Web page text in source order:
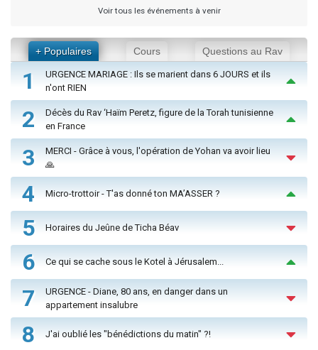
Voir tous les événements à venir
+ Populaires Cours Questions au Rav
1
URGENCE MARIAGE : Ils se marient dans 6 JOURS et ils
n'ont RIEN
2
Décès du Rav ‘Haïm Peretz, figure de la Torah tunisienne
en France
3
MERCI - Grâce à vous, l'opération de Yohan va avoir lieu
🙏
4 Micro-trottoir - T'as donné ton MA’ASSER ?
5 Horaires du Jeûne de Ticha Béav
6 Ce qui se cache sous le Kotel à Jérusalem...
7
URGENCE - Diane, 80 ans, en danger dans un
appartement insalubre
8 J'ai oublié les "bénédictions du matin" ?!